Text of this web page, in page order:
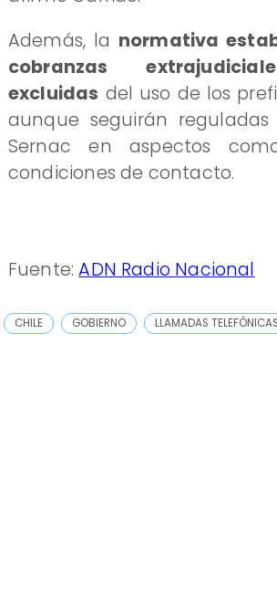
Además, la normativa
cobranzas
excluidas del uso de los
aunque seguirán
Sernac en aspectos
condiciones de contacto.
Fuente:ADN Radio Nacional
CHILE GOBIERNO LLAMADAS TELEFÓNICAS